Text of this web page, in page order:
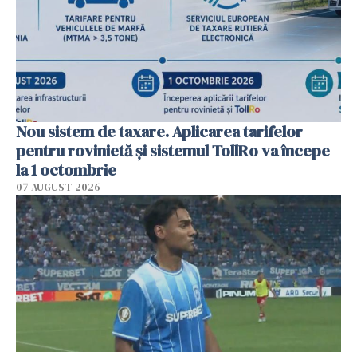
Nou sistem de taxare. Aplicarea tarifelor
pentru rovinietă şi sistemul TollRo va începe
la 1 octombrie
07 AUGUST 2026